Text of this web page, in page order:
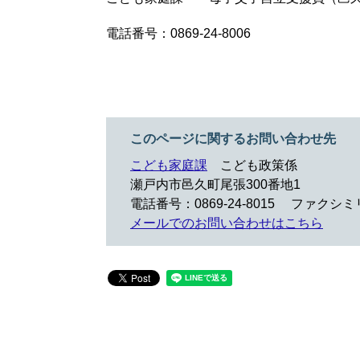
電話番号：0869-24-8006
このページに関するお問い合わせ先
こども家庭課
こども政策係
瀬戸内市邑久町尾張300番地1
電話番号：0869-24-8015
ファクシミ
メールでのお問い合わせはこちら